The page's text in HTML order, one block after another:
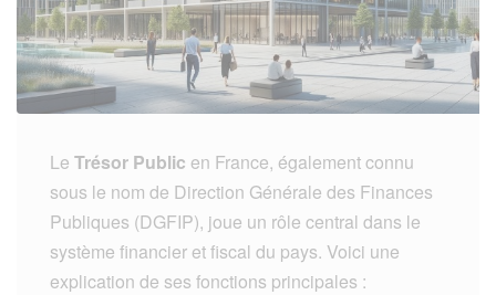
Le Trésor Public en France, également connu
sous le nom de Direction Générale des Finances
Publiques (DGFIP), joue un rôle central dans le
système financier et fiscal du pays. Voici une
explication de ses fonctions principales :